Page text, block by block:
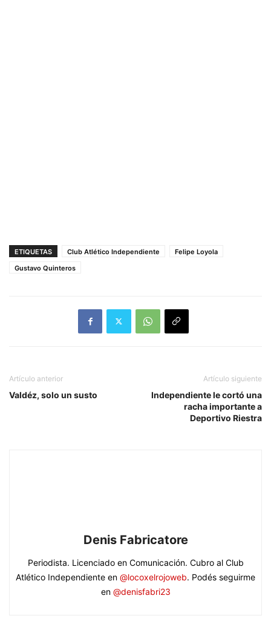
ETIQUETAS Club Atlético Independiente
Felipe Loyola
Gustavo Quinteros
Artículo anterior
Valdéz, solo un susto
Artículo siguiente
Independiente le cortó una
racha importante a
Deportivo Riestra
Denis Fabricatore
Periodista. Licenciado en Comunicación. Cubro al Club
Atlético Independiente en @locoxelrojoweb. Podés seguirme
en @denisfabri23